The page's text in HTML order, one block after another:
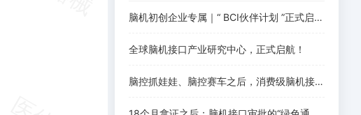
脑机初创企业专属｜“ BCI伙伴计划 ”正式启动！
全球脑机接口产业研究中心，正式启航！
脑控抓娃娃、脑控赛车之后，消费级脑机接口离爆发还差什么